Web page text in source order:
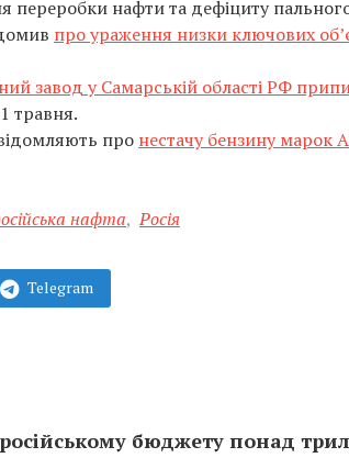
нафти та дефіциту пального
про ураження низки ключових
завод у Самарській області РФ
травня.
про нестачу бензину марок
нафта, Росія
Telegram
бюджету понад